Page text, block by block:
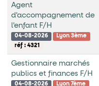
Agent
d'accompagnement de
l'enfant F/H
04-08-2026
Lyon 3ème
réf : 4321
Gestionnaire marchés
publics et finances F/H
04-08-2026 Lyon 7ème